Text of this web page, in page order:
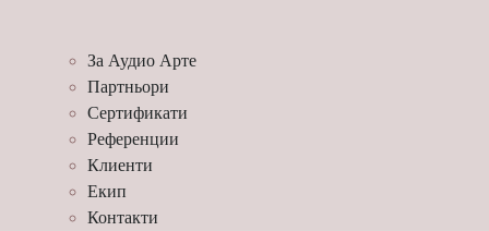
За Аудио Арте
Партньори
Сертификати
Референции
Клиенти
Екип
Контакти